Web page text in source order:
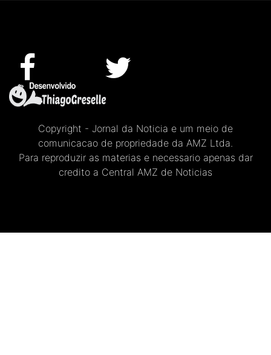
Copyright - Jornal da Noticia e um meio de
comunicacao de propriedade da AMZ Ltda.
Para reproduzir as materias e necessario apenas dar
credito a Central AMZ de Noticias